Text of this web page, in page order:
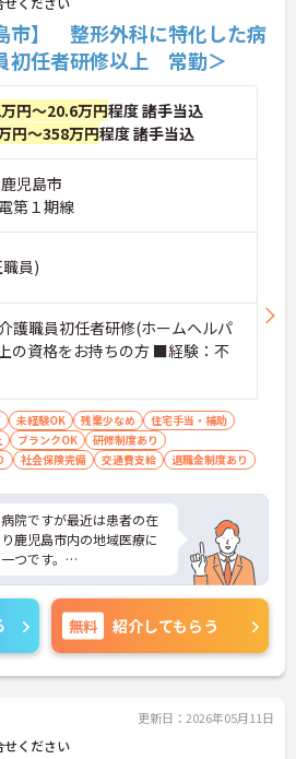
市】 整形外科に特化した病
初任者研修以上 常勤＞
円～20.6万円程度 諸手当込
円～358万円程度 諸手当込
児島市
第１期線
員)
護職員初任者研修(ホームヘルパ
の資格をお持ちの方 ■経験：不
未経験OK 残業少なめ
住宅手当・補助
ブランクOK
研修制度あり
社会保険完備 交通費支給 退職金制度あり
院ですが最近は患者の在
鹿児島市内の地域医療に
つです。
定しており訪問看護や老
患者をケアできることも
気になることなどござい
わせ下さいませ。
無料 紹介してもらう
更新日：2026年05月11日
ください